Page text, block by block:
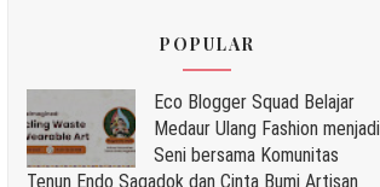
POPULAR
Eco Blogger Squad Belajar
Medaur Ulang Fashion menjadi
Seni bersama Komunitas
Tenun Endo Sagadok dan Cinta Bumi Artisan